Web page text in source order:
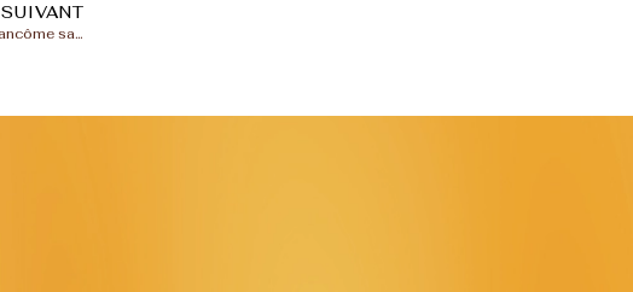
SUIVANT
Mêler gastronomie et mode : quand Dior ouvre son restaurant, Lancôme sa pâtisserie…